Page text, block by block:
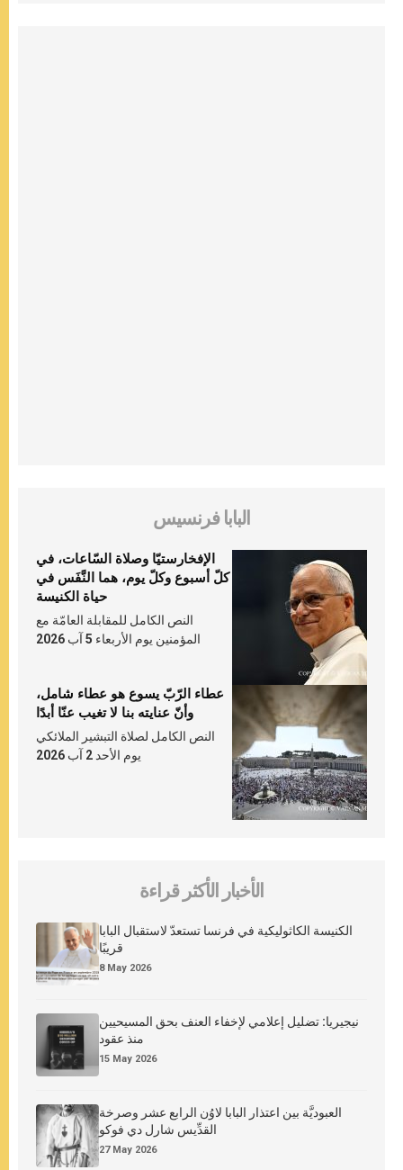
البابا فرنسيس
الإفخارستيّا وصلاة السّاعات، في
كلّ أسبوع وكلّ يوم، هما النَّفَس في
حياة الكنيسة
النص الكامل للمقابلة العامّة مع
المؤمنين يوم الأربعاء 5 آب 2026
عطاء الرّبّ يسوع هو عطاء شامل،
وأنّ عنايته بنا لا تغيب عنّا أبدًا
النص الكامل لصلاة التبشير الملائكي
يوم الأحد 2 آب 2026
الأخبار الأكثر قراءة
الكنيسة الكاثوليكية في فرنسا تستعدّ لاستقبال البابا
قريبًا
8 May 2026
نيجيريا: تضليل إعلامي لإخفاء العنف بحق المسيحيين
منذ عقود
15 May 2026
العبوديَّة بين اعتذار البابا لاوُن الرابع عشر وصرخة
القدِّيس شارل دي فوكو
27 May 2026